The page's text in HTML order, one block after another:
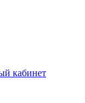
кабинет